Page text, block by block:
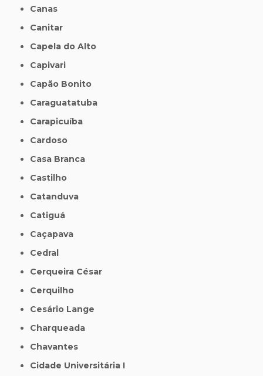
Canas
Canitar
Capela do Alto
Capivari
Capão Bonito
Caraguatatuba
Carapicuíba
Cardoso
Casa Branca
Castilho
Catanduva
Catiguá
Caçapava
Cedral
Cerqueira César
Cerquilho
Cesário Lange
Charqueada
Chavantes
Cidade Universitária I